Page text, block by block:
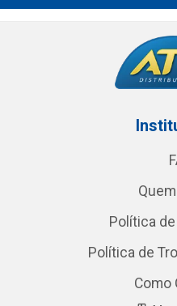
Política
Política de
Como